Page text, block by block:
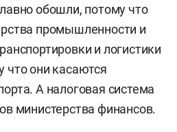
как популяризатор,
и с юмором объяснять
проблемы.
обошли, потому что
промышленности и
и логистики
что они касаются
А налоговая система
министерства финансов.